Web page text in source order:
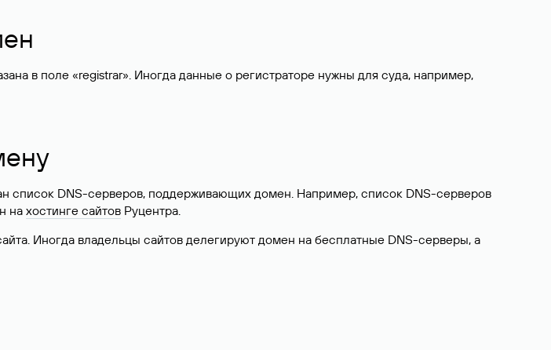
в поле «registrar». Иногда данные о регистраторе нужны для суда, например,
список DNS-серверов, поддерживающих домен. Например, список DNS-серверов
на хостинге сайтов Руцентра.
Иногда владельцы сайтов делегируют домен на бесплатные DNS-серверы, а